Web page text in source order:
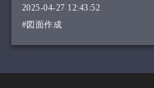
2025-04-27 12:43:52
#図面作成